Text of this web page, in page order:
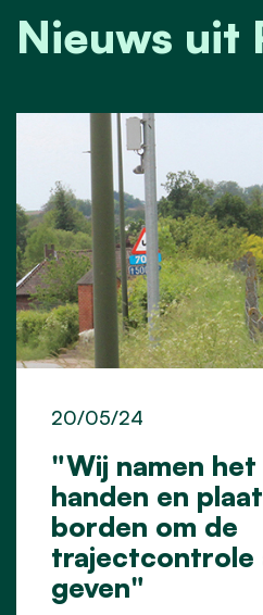
Nieuws uit
"Wij namen
handen en
borden om de
trajectcontrole
geven"
20/05/24